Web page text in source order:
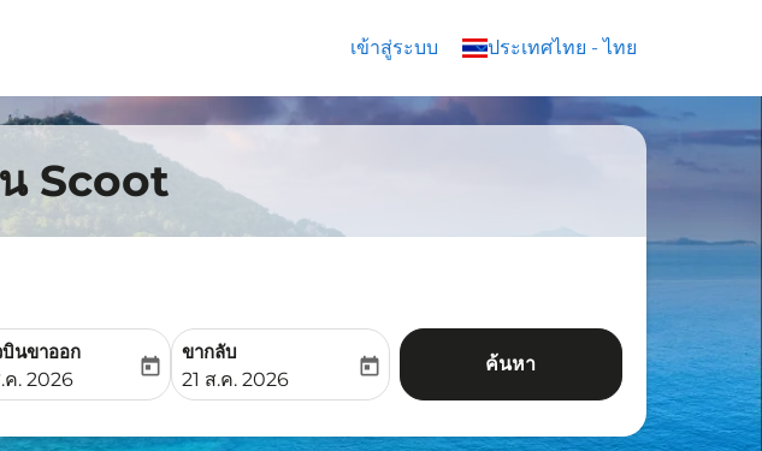
เข้าสู่ระบบ ประเทศไทย - ไทย
keyboard_arrow_down
น Scoot
บินขาออก
departure-date-aria-label
ค. 2026
today
ขากลับ
fc-booking-return-date-aria-label
21 ส.ค. 2026
today ค้นหา